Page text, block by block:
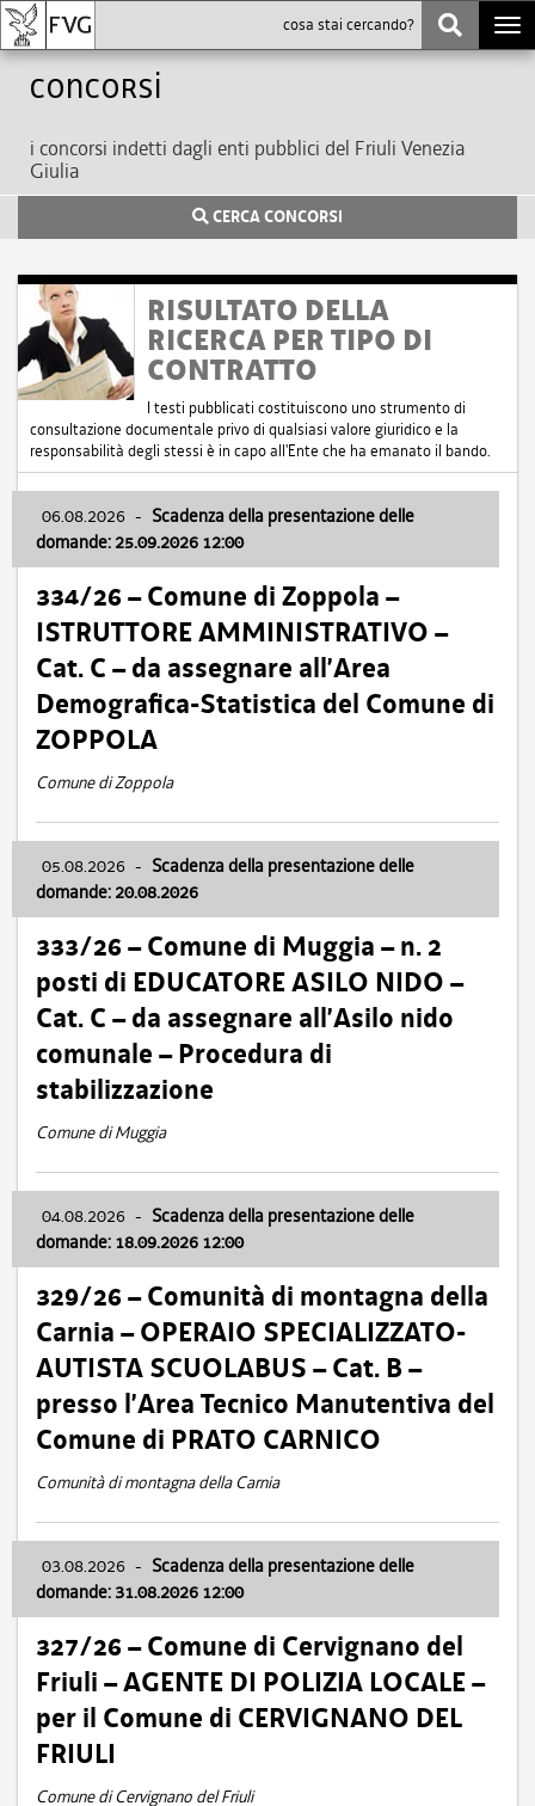
Concorsi
i concorsi indetti dagli enti pubblici del Friuli Venezia
Giulia
CERCA CONCORSI
RISULTATO DELLA
RICERCA PER TIPO DI
CONTRATTO
I testi pubblicati costituiscono uno strumento di
consultazione documentale privo di qualsiasi valore giuridico e la
responsabilità degli stessi è in capo all'Ente che ha emanato il bando.
06.08.2026 - Scadenza della presentazione delle
domande: 25.09.2026 12:00
334/26 – Comune di Zoppola –
ISTRUTTORE AMMINISTRATIVO –
Cat. C – da assegnare all’Area
Demografica-Statistica del Comune di
ZOPPOLA
Comune di Zoppola
05.08.2026 - Scadenza della presentazione delle
domande: 20.08.2026
333/26 – Comune di Muggia – n. 2
posti di EDUCATORE ASILO NIDO –
Cat. C – da assegnare all’Asilo nido
comunale – Procedura di
stabilizzazione
Comune di Muggia
04.08.2026 - Scadenza della presentazione delle
domande: 18.09.2026 12:00
329/26 – Comunità di montagna della
Carnia – OPERAIO SPECIALIZZATO-
AUTISTA SCUOLABUS – Cat. B –
presso l’Area Tecnico Manutentiva del
Comune di PRATO CARNICO
Comunità di montagna della Carnia
03.08.2026 - Scadenza della presentazione delle
domande: 31.08.2026 12:00
327/26 – Comune di Cervignano del
Friuli – AGENTE DI POLIZIA LOCALE –
per il Comune di CERVIGNANO DEL
FRIULI
Comune di Cervignano del Friuli